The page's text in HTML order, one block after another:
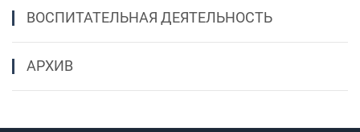
ВОСПИТАТЕЛЬНАЯ ДЕЯТЕЛЬНОСТЬ
АРХИВ